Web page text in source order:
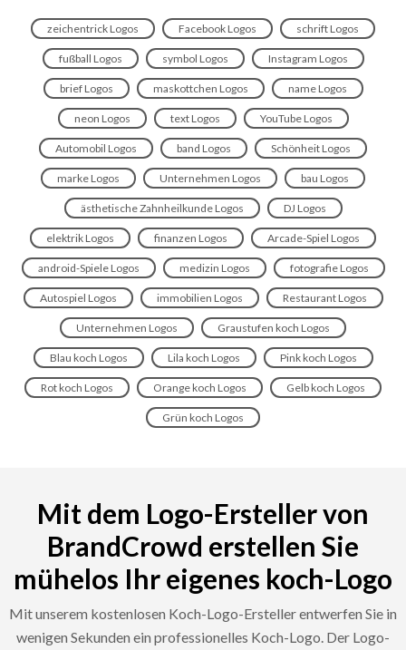
zeichentrick Logos Facebook Logos schrift Logos
fußball Logos symbol Logos Instagram Logos
brief Logos maskottchen Logos name Logos
neon Logos text Logos YouTube Logos
Automobil Logos band Logos Schönheit Logos
marke Logos Unternehmen Logos bau Logos
ästhetische Zahnheilkunde Logos DJ Logos
elektrik Logos finanzen Logos Arcade-Spiel Logos
android-Spiele Logos medizin Logos fotografie Logos
Autospiel Logos immobilien Logos Restaurant Logos
Unternehmen Logos Graustufen koch Logos
Blau koch Logos Lila koch Logos Pink koch Logos
Rot koch Logos Orange koch Logos Gelb koch Logos
Grün koch Logos
Mit dem Logo-Ersteller von
BrandCrowd erstellen Sie
mühelos Ihr eigenes koch-Logo
Mit unserem kostenlosen Koch-Logo-Ersteller entwerfen Sie in
wenigen Sekunden ein professionelles Koch-Logo. Der Logo-